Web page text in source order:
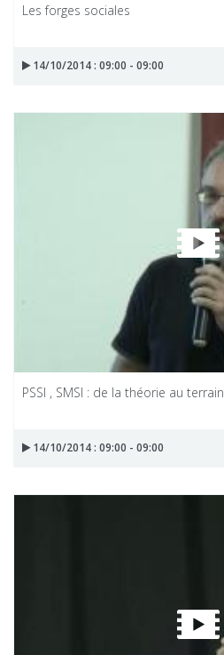
Les forges sociales
14/10/2014 : 09:00 - 09:00
PSSI , SMSI : de la théorie au terrain
14/10/2014 : 09:00 - 09:00